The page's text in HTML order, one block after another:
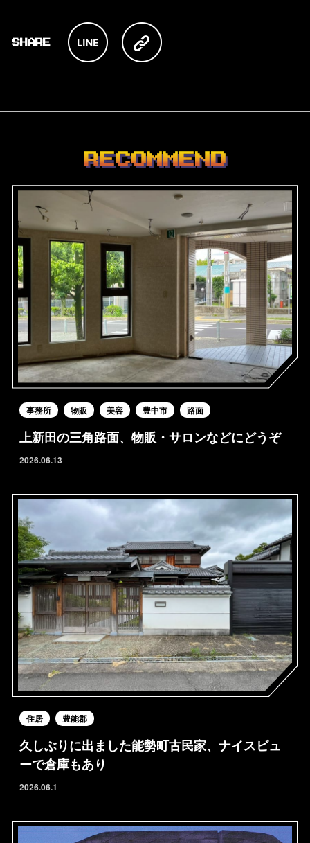
RECOMMEND
事務所 物販 美容 豊中市 路面
上新田の三角路面、物販・サロンなどにどうぞ
2026.06.13
住居 豊能郡
久しぶりに出ました能勢町古民家、ナイスビュ
ーで倉庫もあり
2026.06.1